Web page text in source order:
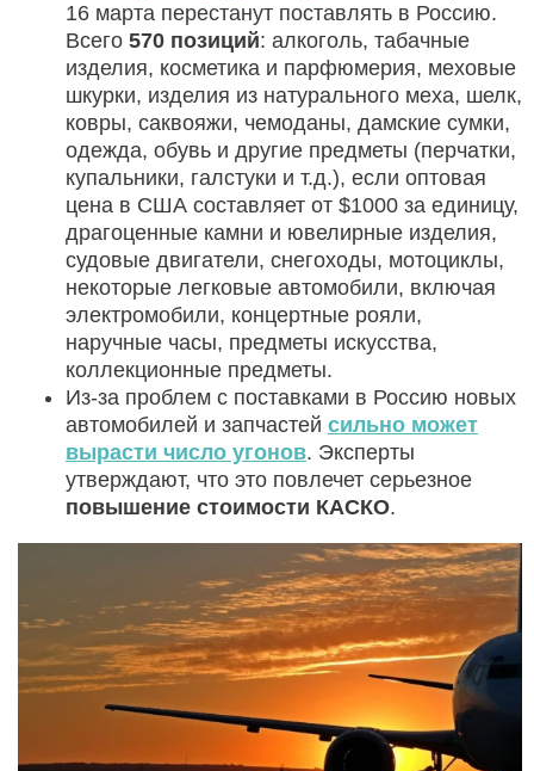
16 марта перестанут поставлять в Россию.
Всего 570 позиций: алкоголь, табачные
изделия, косметика и парфюмерия, меховые
шкурки, изделия из натурального меха, шелк,
ковры, саквояжи, чемоданы, дамские сумки,
одежда, обувь и другие предметы (перчатки,
купальники, галстуки и т.д.), если оптовая
цена в США составляет от $1000 за единицу,
драгоценные камни и ювелирные изделия,
судовые двигатели, снегоходы, мотоциклы,
некоторые легковые автомобили, включая
электромобили, концертные рояли,
наручные часы, предметы искусства,
коллекционные предметы.
Из-за проблем с поставками в Россию новых
автомобилей и запчастей сильно может
вырасти число угонов. Эксперты
утверждают, что это повлечет серьезное
повышение стоимости КАСКО.